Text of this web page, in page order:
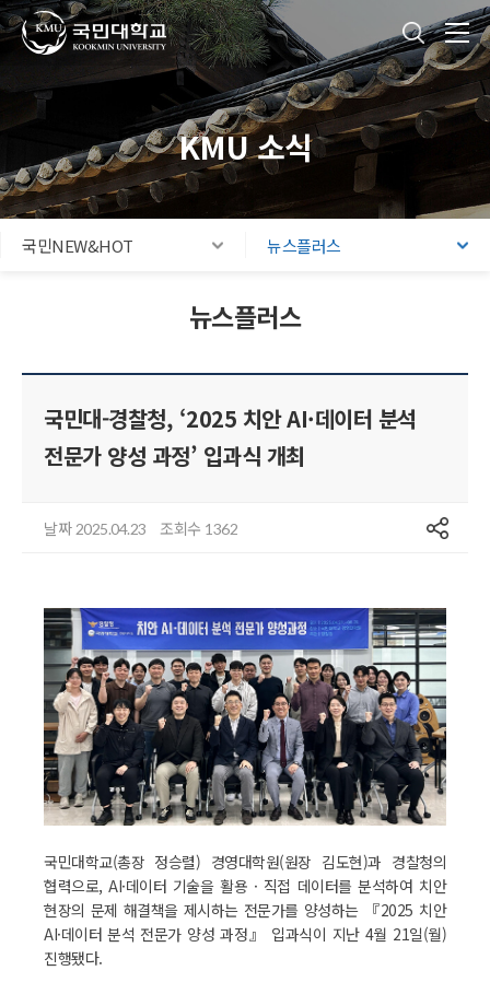
주메뉴 바로가기
본문내용 바로가기
푸터 바로가기
국민대학교
KMU 소식
국민NEW&HOT 뉴스플러스
뉴스플러스
국민대-경찰청, ‘2025 치안 AI·데이터 분석
전문가 양성 과정’ 입과식 개최
날짜 2025.04.23 조회수 1362 공유
국민대학교(총장 정승렬) 경영대학원(원장 김도현)과 경찰청의
협력으로, AI·데이터 기술을 활용 · 직접 데이터를 분석하여 치안
현장의 문제 해결책을 제시하는 전문가를 양성하는 『2025 치안
AI·데이터 분석 전문가 양성 과정』 입과식이 지난 4월 21일(월)
진행됐다.